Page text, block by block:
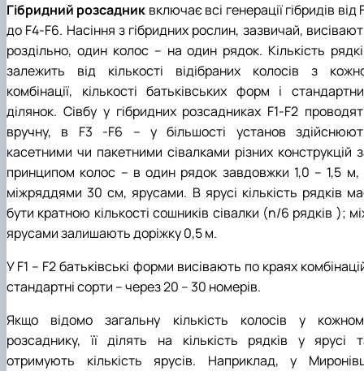
Гібридний розсадник включає всі генерації гібридів від
до F4-F6. Насіння з гібридних рослин, зазвичай,
роздільно, один колос – на один рядок. Кількість
залежить від кількості відібраних колосів з
комбінації, кількості батьківських форм і
ділянок. Сівбу у гібридних розсадниках F1-F2
вручну, в F3 -F6 – у більшості установ
касетними чи пакетними сівалками різних конструкцій
принципом колос – в один рядок завдовжки 1,0 – 1,5 м,
міжряддями 30 см, ярусами. В ярусі кількість рядків
бути кратною кількості сошників сівалки (n/6 рядків );
ярусами залишають доріжку 0,5 м.
У F1 – F2 батьківські форми висівають по краях
стандартні сорти – через 20 – 30 номерів.
Якщо відомо загальну кількість колосів у
розсаднику, її ділять на кількість рядків у ярусі
отримують кількість ярусів. Наприклад, у